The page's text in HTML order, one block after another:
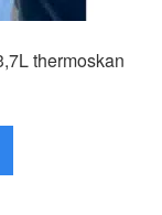
thermoskan